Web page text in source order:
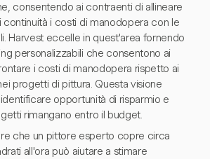
consentendo ai contraenti di allineare
continuità i costi di manodopera con le
Harvest eccelle in quest'area fornendo
personalizzabili che consentono ai
i costi di manodopera rispetto ai
progetti di pittura. Questa visione
opportunità di risparmio e
rimangano entro il budget.
che un pittore esperto copre circa
all'ora può aiutare a stimare